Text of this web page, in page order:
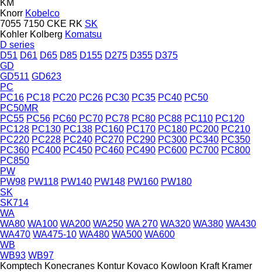
KM
Knorr Kobelco
7055 7150 CKE RK SK
Kohler Kolberg Komatsu
D series
D51 D61 D65 D85 D155 D275 D355 D375
GD
GD511 GD623
PC
PC16 PC18 PC20 PC26 PC30 PC35 PC40 PC50
PC50MR
PC55 PC56 PC60 PC70 PC78 PC80 PC88 PC110 PC120
PC128 PC130 PC138 PC160 PC170 PC180 PC200 PC210
PC220 PC228 PC240 PC270 PC290 PC300 PC340 PC350
PC360 PC400 PC450 PC460 PC490 PC600 PC700 PC800
PC850
PW
PW98 PW118 PW140 PW148 PW160 PW180
SK
SK714
WA
WA80 WA100 WA200 WA250 WA 270 WA320 WA380 WA430
WA470 WA475-10 WA480 WA500 WA600
WB
WB93 WB97
Komptech Konecranes Kontur Kovaco Kowloon Kraft Kramer